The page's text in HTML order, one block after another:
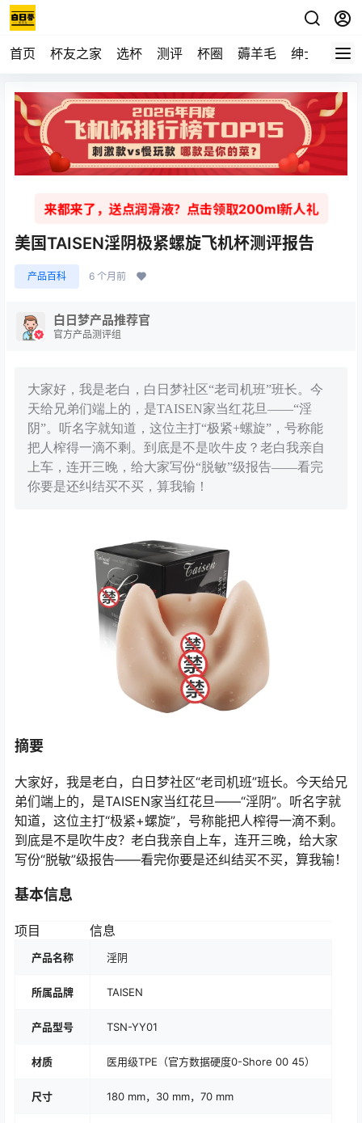
首页 杯友之家 选杯 测评 杯圈 薅羊毛 绅士 视频
来都来了，送点润滑液？点击领取200ml新人礼
美国TAISEN淫阴极紧螺旋飞机杯测评报告
产品百科 6 个月前
白日梦产品推荐官
官方产品测评组
大家好，我是老白，白日梦社区“老司机班”班长。今
天给兄弟们端上的，是TAISEN家当红花旦——“淫
阴”。听名字就知道，这位主打“极紧+螺旋”，号称能
把人榨得一滴不剩。到底是不是吹牛皮？老白我亲自
上车，连开三晚，给大家写份“脱敏”级报告——看完
你要是还纠结买不买，算我输！
摘要
大家好，我是老白，白日梦社区“老司机班”班长。今天给兄
弟们端上的，是TAISEN家当红花旦——“淫阴”。听名字就
知道，这位主打“极紧+螺旋”，号称能把人榨得一滴不剩。
到底是不是吹牛皮？老白我亲自上车，连开三晚，给大家
写份“脱敏”级报告——看完你要是还纠结买不买，算我输！
基本信息
项目 信息
产品名称 淫阴
所属品牌 TAISEN
产品型号 TSN-YY01
材质 医用级TPE（官方数据硬度0-Shore 00 45）
尺寸 180 mm，30 mm，70 mm